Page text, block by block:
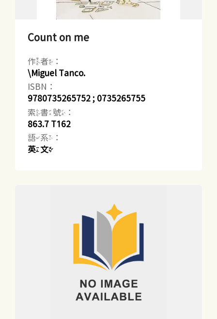
Count on me
作者：
\Miguel Tanco.
ISBN：
9780735265752 ; 0735265755
索書號：
863.7 T162
語系：
英文